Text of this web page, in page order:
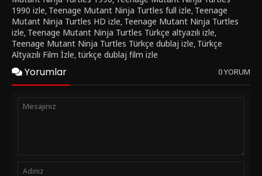
1990 izle, Teenage Mutant Ninja Turtles full izle, Teenage
Mutant Ninja Turtles HD izle, Teenage Mutant Ninja Turtles
izle, Teenage Mutant Ninja Turtles Türkçe altyazılı izle,
Teenage Mutant Ninja Turtles Türkçe dublaj izle, Türkçe
Altyazılı Film İzle,türkçe dublaj film izle
Yorumlar 0 YORUM